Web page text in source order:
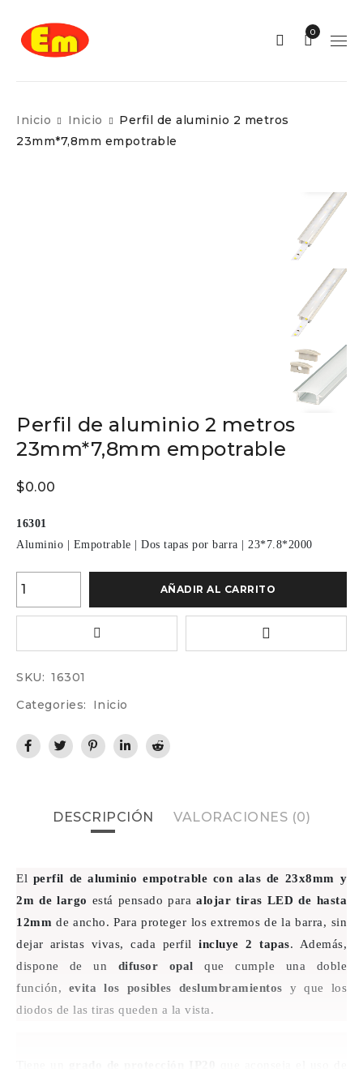
0
Inicio Inicio
Perfil de aluminio 2 metros
23mm*7,8mm empotrable
Perfil de aluminio 2 metros
23mm*7,8mm empotrable
$0.00
16301
Aluminio
Empotrable Dos tapas por barra 23*7.8*2000
AÑADIR AL CARRITO
SKU: 16301
Categories:
Inicio
DESCRIPCIÓN VALORACIONES (0)
El perfil de aluminio empotrable con alas de 23x8mm y
2m de largo está pensado paraalojar tiras LED de hasta
12mm de ancho. Para proteger los extremos de la barra, sin
dejar aristas vivas, cada perfilincluye 2 tapas. Además,
dispone de un difusor opalque cumple una doble
función, evita los posibles deslumbramientos y que los
diodos de las tiras queden a la vista.